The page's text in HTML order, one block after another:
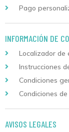
Pago
INFORMACIÓN DE
Localizador de
Instrucciones
Condiciones
Condiciones
AVISOS LEGALES